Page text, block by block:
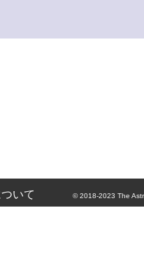
いて © 2018-2023 The